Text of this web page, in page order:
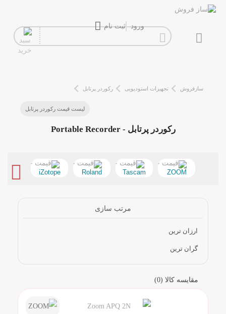
ورود ثبت نام
آمپلی فایر
پیانو و کیبورد
سازفروش تجهیزات استودیویی رکوردر پرتابل
لیست قیمت رکوردر پرتابل
رکوردر پرتابل - Portable Recorder
ZOOM
Tascam
Roland
iZotope
مرتب سازی
ارزان ترین
گران ترین
مقایسه کالا (0)